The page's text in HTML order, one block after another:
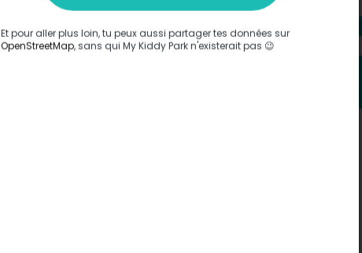
Et pour aller plus loin, tu peux aussi partager tes données sur
OpenStreetMap, sans qui My Kiddy Park n'existerait pas 😉